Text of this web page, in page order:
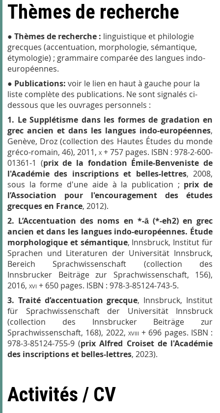
Thèmes de recherche
● Thèmes de recherche : linguistique et philologie
grecques (accentuation, morphologie, sémantique,
étymologie) ; grammaire comparée des langues indo-
européennes.
● Publications: voir le lien en haut à gauche pour la
liste complète des publications. Ne sont signalés ci-
dessous que les ouvrages personnels :
1. Le Supplétisme dans les formes de gradation en
grec ancien et dans les langues indo-européennes,
Genève, Droz (collection des Hautes Études du monde
gréco-romain, 46), 2011, x+ 757 pages. ISBN : 978-2-600-
01361-1 (prix de la fondation Émile-Benveniste de
l'Académie des inscriptions et belles-lettres, 2008,
sous la forme d'une aide à la publication ; prix de
l’Association pour l'encouragement des études
grecques en France, 2012).
2. L’Accentuation des noms en *-ā (*-eh2) en grec
ancien et dans les langues indo-européennes. Étude
morphologique et sémantique, Innsbruck, Institut für
Sprachen und Literaturen der Universität Innsbruck,
Bereich Sprachwissenschaft (collection des
Innsbrucker Beiträge zur Sprachwissenschaft, 156),
2016, xvi + 650 pages. ISBN : 978-3-85124-743-5.
3. Traité d’accentuation grecque, Innsbruck, Institut
für Sprachwissenschaft der Universität Innsbruck
(collection des Innsbrucker Beiträge zur
Sprachwissenschaft, 168), 2022, xviii + 696 pages. ISBN :
978-3-85124-755-9 (prix Alfred Croiset de l'Académie
des inscriptions et belles-lettres, 2023).
Activités / CV